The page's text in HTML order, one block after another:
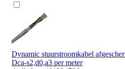
Dynamic stuurstroomkabel
Dca-s2,d0,a3 per meter